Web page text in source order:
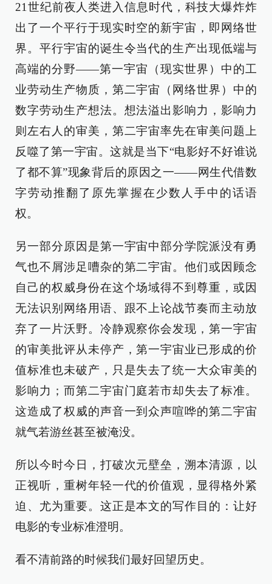
21世纪前夜人类进入信息时代，科技大爆炸炸
出了一个平行于现实时空的新宇宙，即网络世
界。平行宇宙的诞生令当代的生产出现低端与
高端的分野——第一宇宙（现实世界）中的工
业劳动生产物质，第二宇宙（网络世界）中的
数字劳动生产想法。想法溢出影响力，影响力
则左右人的审美，第二宇宙率先在审美问题上
反噬了第一宇宙。这就是当下“电影好不好谁说
了都不算”现象背后的原因之一——网生代借数
字劳动推翻了原先掌握在少数人手中的话语
权。
另一部分原因是第一宇宙中部分学院派没有勇
气也不屑涉足嘈杂的第二宇宙。他们或因顾念
自己的权威身份在这个场域得不到尊重，或因
无法识别网络用语、跟不上论战节奏而主动放
弃了一片沃野。冷静观察你会发现，第一宇宙
的审美批评从未停产，第一宇宙业已形成的价
值标准也未破产，只是失去了统一大众审美的
影响力；而第二宇宙门庭若市却失去了标准。
这造成了权威的声音一到众声喧哗的第二宇宙
就气若游丝甚至被淹没。
所以今时今日，打破次元壁垒，溯本清源，以
正视听，重树年轻一代的价值观，显得格外紧
迫、尤为重要。这正是本文的写作目的：让好
电影的专业标准澄明。
看不清前路的时候我们最好回望历史。